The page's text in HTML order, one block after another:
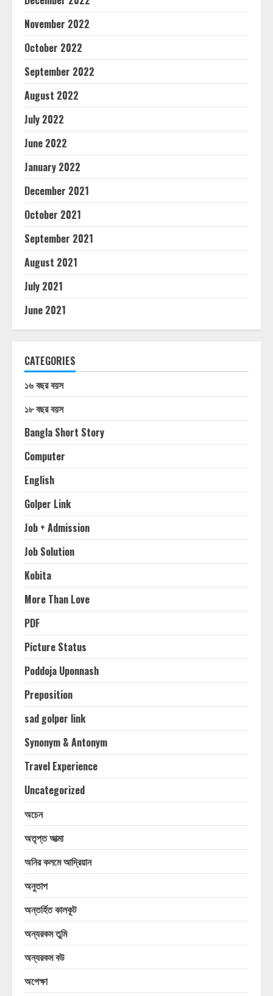
November 2022
October 2022
September 2022
August 2022
July 2022
June 2022
January 2022
December 2021
October 2021
September 2021
August 2021
July 2021
June 2021
CATEGORIES
১৬ বছর বয়স
১৮ বছর বয়স
Bangla Short Story
Computer
English
Golper Link
Job + Admission
Job Solution
Kobita
More Than Love
PDF
Picture Status
Poddoja Uponnash
Preposition
sad golper link
Synonym & Antonym
Travel Experience
Uncategorized
অচেন
অতৃপ্ত আত্মা
অনির কলমে আদ্রিয়ান
অনুতাপ
অন্তর্হিত কালকূট
অন্যরকম তুমি
অন্যরকম বউ
অপেক্ষা